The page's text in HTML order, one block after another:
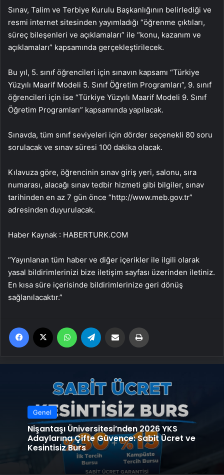
Sınav, Talim ve Terbiye Kurulu Başkanlığının belirlediği ve
resmi internet sitesinden yayımladığı “öğrenme çıktıları,
süreç bileşenleri ve açıklamaları” ile “konu, kazanım ve
açıklamaları” kapsamında gerçekleştirilecek.
Bu yıl, 5. sınıf öğrencileri için sınavın kapsamı “Türkiye
Yüzyılı Maarif Modeli 5. Sınıf Öğretim Programları”, 9. sınıf
öğrencileri için ise “Türkiye Yüzyılı Maarif Modeli 9. Sınıf
Öğretim Programları” kapsamında yapılacak.
Sınavda, tüm sınıf seviyeleri için dörder seçenekli 80 soru
sorulacak ve sınav süresi 100 dakika olacak.
Kılavuza göre, öğrencinin sınav giriş yeri, salonu, sıra
numarası, alacağı sınav tedbir hizmeti gibi bilgiler, sınav
tarihinden en az 7 gün önce “http://www.meb.gov.tr”
adresinden duyurulacak.
Haber Kaynak : HABERTURK.COM
“Yayınlanan tüm haber ve diğer içerikler ile ilgili olarak
yasal bildirimlerinizi bize iletişim sayfası üzerinden iletiniz.
En kısa süre içerisinde bildirimlerinize geri dönüş
sağlanılacaktır.”
Facebook WhatsApp Email'den paylaş
Genel
Nişantaşı Üniversitesi’nden 2026 YKS
Adaylarına Çifte Güvence: Sabit Ücret ve
Kesintisiz Burs